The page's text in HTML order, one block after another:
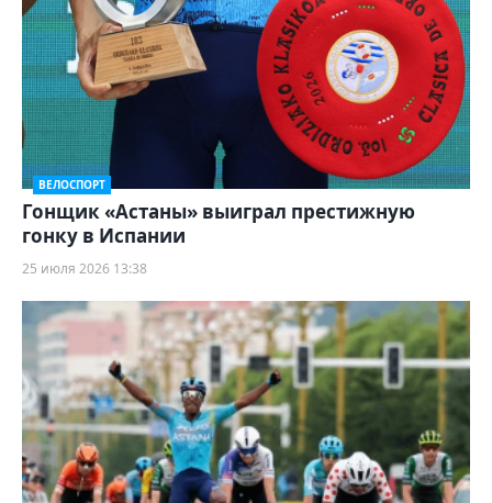
ВЕЛОСПОРТ
Гонщик «Астаны» выиграл престижную
гонку в Испании
25 июля 2026 13:38